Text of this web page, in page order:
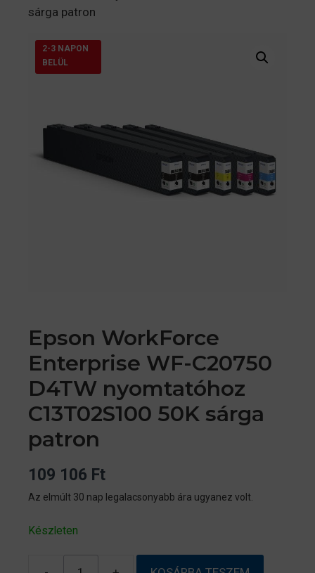
sárga patron
2-3 NAPON
BELÜL
Epson WorkForce
Enterprise WF-C20750
D4TW nyomtatóhoz
C13T02S100 50K sárga
patron
109 106 Ft
Az elmúlt 30 nap legalacsonyabb ára ugyanez volt.
Készleten